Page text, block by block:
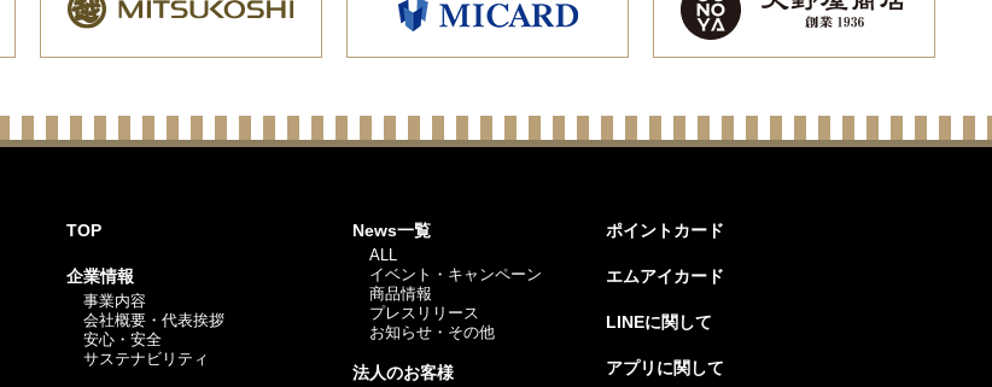
TOP
企業情報
事業内容
会社概要・代表挨拶
安心・安全
サステナビリティ
News一覧
ALL
イベント・キャンペーン
商品情報
プレスリリース
お知らせ・その他
法人のお客様
ポイントカード
エムアイカード
LINEに関して
アプリに関して